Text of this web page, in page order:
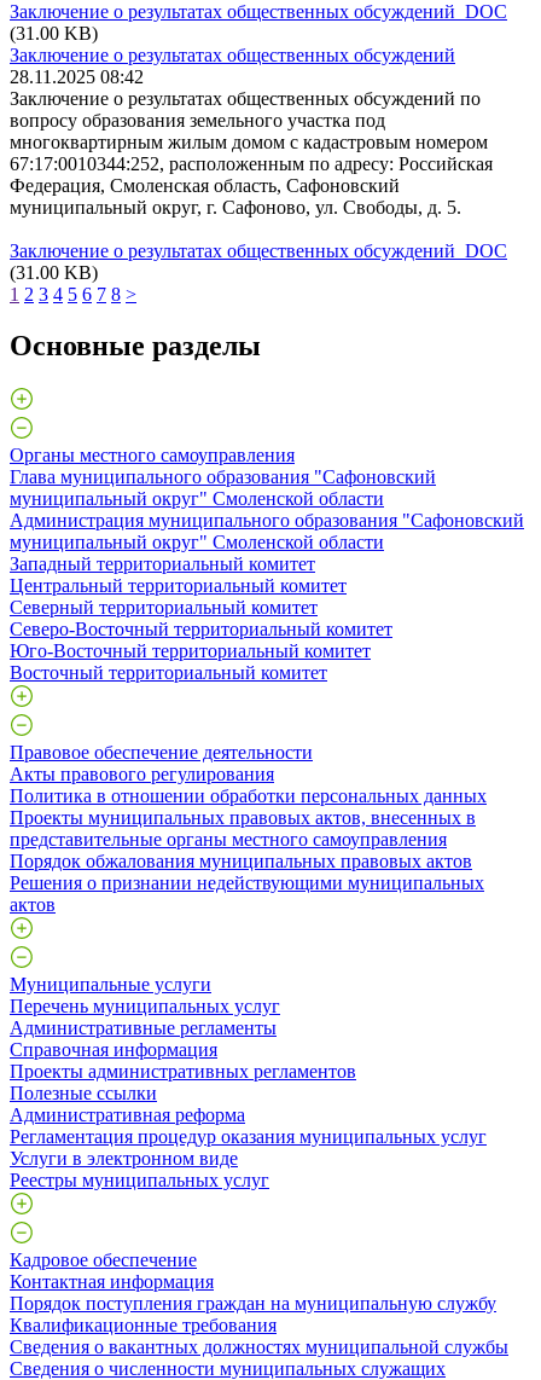
Заключение о результатах общественных обсуждений DOC
(31.00 KB)
Заключение о результатах общественных обсуждений
28.11.2025 08:42
Заключение о результатах общественных обсуждений по
вопросу образования земельного участка под
многоквартирным жилым домом с кадастровым номером
67:17:0010344:252, расположенным по адресу: Российская
Федерация, Смоленская область, Сафоновский
муниципальный округ, г. Сафоново, ул. Свободы, д. 5.
Заключение о результатах общественных обсуждений DOC
(31.00 KB)
1 2 3 4 5 6 7 8 >
Основные разделы
Органы местного самоуправления
Глава муниципального образования "Сафоновский
муниципальный округ" Смоленской области
Администрация муниципального образования "Сафоновский
муниципальный округ" Смоленской области
Западный территориальный комитет
Центральный территориальный комитет
Северный территориальный комитет
Северо-Восточный территориальный комитет
Юго-Восточный территориальный комитет
Восточный территориальный комитет
Правовое обеспечение деятельности
Акты правового регулирования
Политика в отношении обработки персональных данных
Проекты муниципальных правовых актов, внесенных в
представительные органы местного самоуправления
Порядок обжалования муниципальных правовых актов
Решения о признании недействующими муниципальных
актов
Муниципальные услуги
Перечень муниципальных услуг
Административные регламенты
Справочная информация
Проекты административных регламентов
Полезные ссылки
Административная реформа
Регламентация процедур оказания муниципальных услуг
Услуги в электронном виде
Реестры муниципальных услуг
Кадровое обеспечение
Контактная информация
Порядок поступления граждан на муниципальную службу
Квалификационные требования
Сведения о вакантных должностях муниципальной службы
Сведения о численности муниципальных служащих